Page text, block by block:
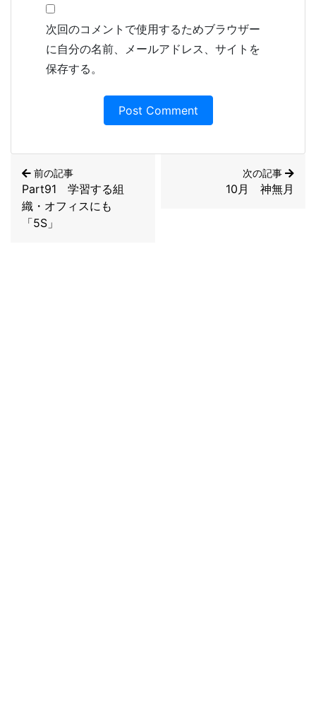
次回のコメントで使用するためブラウザー
に自分の名前、メールアドレス、サイトを
保存する。
前の記事
Part91 学習する組
織・オフィスにも
「5S」
次の記事
10月 神無月